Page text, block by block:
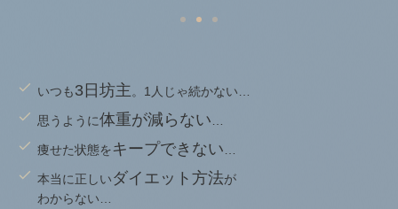
いつも3日坊主。1人じゃ続かない…
思うように体重が減らない
痩せた状態をキープできない
本当に正しいダイエット方法が
わからない…